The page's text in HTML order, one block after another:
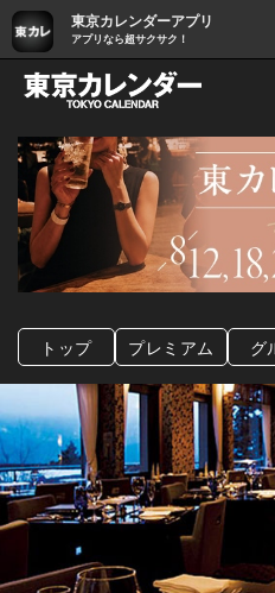
東京カレンダーアプリ
アプリなら超サクサク！
グルメ
トップ プレミアム グ